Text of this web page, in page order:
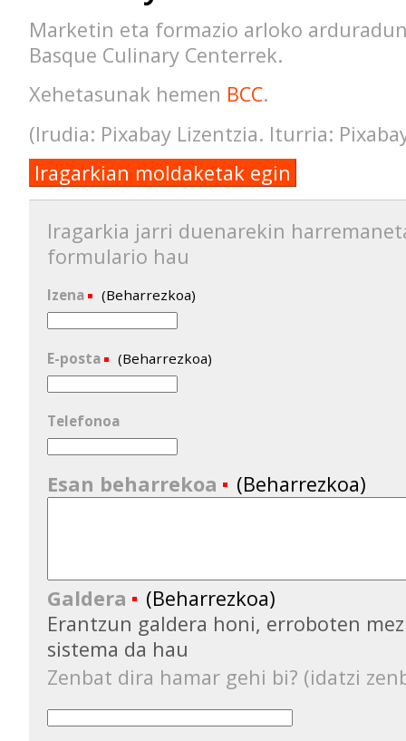
Marketin eta formazio arloko
Basque Culinary Centerrek.
Xehetasunak hemen BCC.
(Irudia: Pixabay Lizentzia. Iturria:
Iragarkian moldaketak egin
Iragarkia jarri duenarekin
formulario hau
Izena (Beharrezkoa)
E-posta (Beharrezkoa)
Telefonoa
Esan beharrekoa (Beharrezkoa)
Galdera
(Beharrezkoa)
Erantzun galdera honi, erroboten
sistema da hau
Zenbat dira hamar gehi bi? (idatzi